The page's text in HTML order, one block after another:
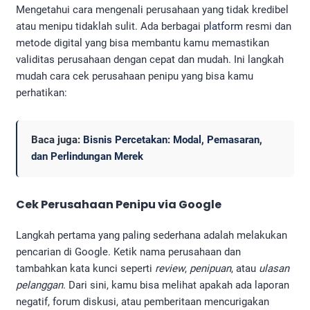
Mengetahui cara mengenali perusahaan yang tidak kredibel
atau menipu tidaklah sulit. Ada berbagai platform resmi dan
metode digital yang bisa membantu kamu memastikan
validitas perusahaan dengan cepat dan mudah. Ini langkah
mudah cara cek perusahaan penipu yang bisa kamu
perhatikan:
Baca juga: Bisnis Percetakan: Modal, Pemasaran,
dan Perlindungan Merek
Cek Perusahaan Penipu via Google
Langkah pertama yang paling sederhana adalah melakukan
pencarian di Google. Ketik nama perusahaan dan
tambahkan kata kunci seperti review, penipuan, atau ulasan
pelanggan. Dari sini, kamu bisa melihat apakah ada laporan
negatif, forum diskusi, atau pemberitaan mencurigakan